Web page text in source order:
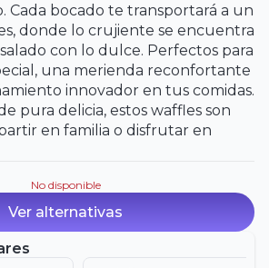
Cada bocado te transportará a un
donde lo crujiente se encuentra
con lo dulce. Perfectos para
una merienda reconfortante
innovador en tus comidas.
pura delicia, estos waffles son
en familia o disfrutar en
No disponible
Ver alternativas